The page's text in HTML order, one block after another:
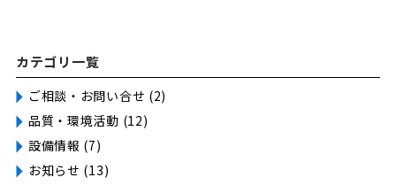
カテゴリ一覧
ご相談・お問い合せ (2)
品質・環境活動 (12)
設備情報 (7)
お知らせ (13)